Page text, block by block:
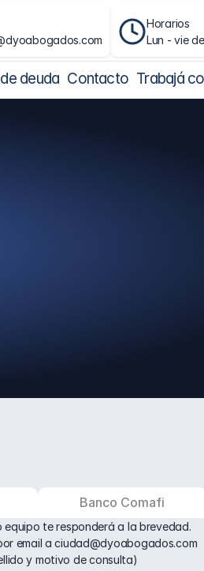
Horarios
Lun - vie
deuda Contacto Trabajá
Banco Comafi
te responderá a la brevedad.
email a ciudad@dyoabogados.com
y motivo de consulta)